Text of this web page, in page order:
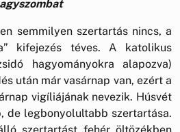
semmilyen szertartás nincs, a
kifejezés téves. A katolikus
hagyományokra alapozva)
után már vasárnap van, ezért a
vigíliájának nevezik. Húsvét
de legbonyolultabb szertartása.